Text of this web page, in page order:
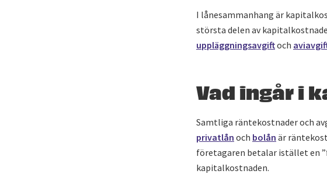
I lånesammanhang är
största delen av
uppläggningsavgiftoch
Vad ingår i
Samtliga räntekostnader och
privatlån och bolån är
företagaren betalar istället en
kapitalkostnaden.